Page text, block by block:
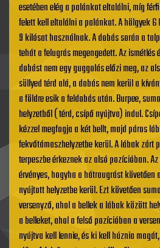
esetében elég a palánkot eltalálni, míg
felett kell eltalálni a palánkot. A hölgyek
9 kilósat használnak. A dobás során a
tehát a felugrás megengedett. Az ismétlés
dobást nem egy guggolás előzi meg, az
süllyed térd alá, a dobás nem kerül a
a földre esik a feldobás után. Burpee,
helyzetből ( térd, csípő nyújtva) indul.
kézzel megfogja a két bellt, majd páros
fekvőtámaszhelyzetbe kerül. A lábak zárt
terpeszbe érkeznek az alsó pozícióban.
érvényes, hogyha a hátraugrást követően
nyújtott helyzetbe kerül. Ezt követően
versenyző, ahol a bellek a lábak között
a belleket, ahol a felső pozícióban a
nyújtva kell lennie, és ki kell húznia